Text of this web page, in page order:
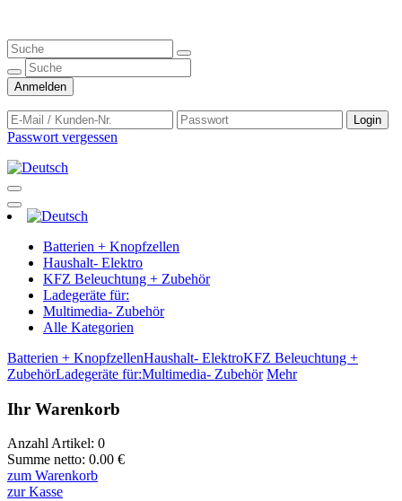
Anmelden
Login
Passwort vergessen
Batterien + Knopfzellen
Haushalt- Elektro
KFZ Beleuchtung + Zubehör
Ladegeräte für:
Multimedia- Zubehör
Alle Kategorien
Batterien + KnopfzellenHaushalt- ElektroKFZ Beleuchtung +
ZubehörLadegeräte für:Multimedia- Zubehör Mehr
Ihr Warenkorb
Anzahl Artikel: 0
Summe netto: 0.00 €
zum Warenkorb
zur Kasse